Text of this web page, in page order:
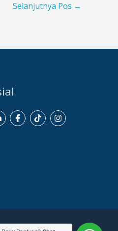
Selanjutnya Pos →